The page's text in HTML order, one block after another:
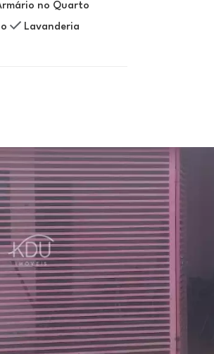
no Quarto
Lavanderia